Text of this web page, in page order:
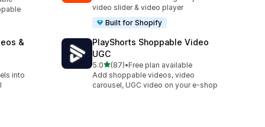
video slider & video player
Built for Shopify
&
into
PlayShorts Shoppable Video
UGC
5.0별 5개 중
(87)
총 리뷰 87개
•Free plan available
Add shoppable videos, video
carousel, UGC video on your e-shop